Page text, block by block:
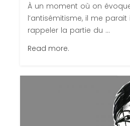
À un moment où on
l’antisémitisme, il me
rappeler la partie du ...
Read more.